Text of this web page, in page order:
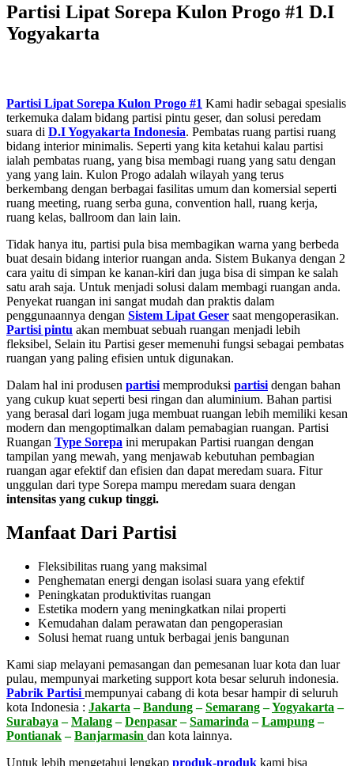
Partisi Lipat Sorepa Kulon Progo #1 D.I
Yogyakarta
Partisi Lipat Sorepa Kulon Progo #1 Kami hadir sebagai spesialis
terkemuka dalam bidang partisi pintu geser, dan solusi peredam
suara di D.I Yogyakarta Indonesia. Pembatas ruang partisi ruang
bidang interior minimalis. Seperti yang kita ketahui kalau partisi
ialah pembatas ruang, yang bisa membagi ruang yang satu dengan
yang yang lain. Kulon Progo adalah wilayah yang terus
berkembang dengan berbagai fasilitas umum dan komersial seperti
ruang meeting, ruang serba guna, convention hall, ruang kerja,
ruang kelas, ballroom dan lain lain.
Tidak hanya itu, partisi pula bisa membagikan warna yang berbeda
buat desain bidang interior ruangan anda. Sistem Bukanya dengan 2
cara yaitu di simpan ke kanan-kiri dan juga bisa di simpan ke salah
satu arah saja. Untuk menjadi solusi dalam membagi ruangan anda.
Penyekat ruangan ini sangat mudah dan praktis dalam
penggunaannya dengan Sistem Lipat Geser saat mengoperasikan.
Partisi pintu akan membuat sebuah ruangan menjadi lebih
fleksibel, Selain itu Partisi geser memenuhi fungsi sebagai pembatas
ruangan yang paling efisien untuk digunakan.
Dalam hal ini produsen partisi memproduksi partisi dengan bahan
yang cukup kuat seperti besi ringan dan aluminium. Bahan partisi
yang berasal dari logam juga membuat ruangan lebih memiliki kesan
modern dan mengoptimalkan dalam pemabagian ruangan. Partisi
Ruangan Type Sorepa ini merupakan Partisi ruangan dengan
tampilan yang mewah, yang menjawab kebutuhan pembagian
ruangan agar efektif dan efisien dan dapat meredam suara. Fitur
unggulan dari type Sorepa mampu meredam suara dengan
intensitas yang cukup tinggi.
Manfaat Dari Partisi
Fleksibilitas ruang yang maksimal
Penghematan energi dengan isolasi suara yang efektif
Peningkatan produktivitas ruangan
Estetika modern yang meningkatkan nilai properti
Kemudahan dalam perawatan dan pengoperasian
Solusi hemat ruang untuk berbagai jenis bangunan
Kami siap melayani pemasangan dan pemesanan luar kota dan luar
pulau, mempunyai marketing support kota besar seluruh indonesia.
Pabrik Partisi mempunyai cabang di kota besar hampir di seluruh
kota Indonesia : Jakarta –Bandung–Semarang–Yogyakarta –
Surabaya –Malang–Denpasar–Samarinda –Lampung–
Pontianak–Banjarmasin dan kota lainnya.
Untuk lebih mengetahui lengkap produk-produk kami bisa